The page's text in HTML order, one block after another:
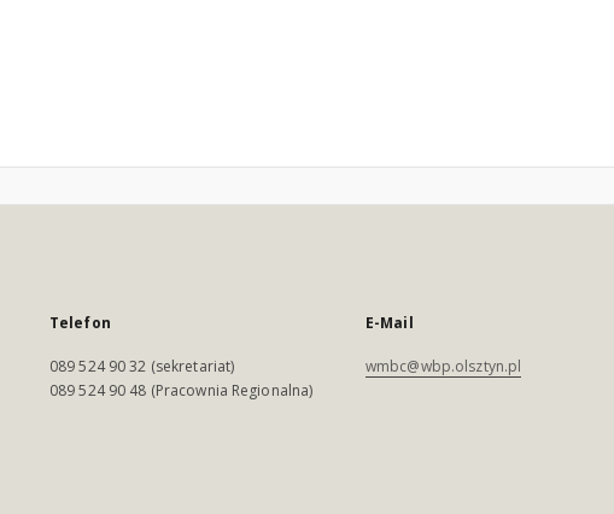
Telefon
089 524 90 32 (sekretariat)
089 524 90 48 (Pracownia Regionalna)
E-Mail
wmbc@wbp.olsztyn.pl